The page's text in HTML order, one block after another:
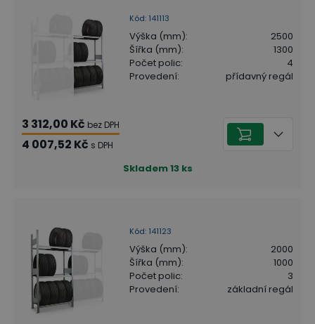
Kód: 141113
Výška (mm):
2500
Šířka (mm):
1300
Počet polic:
4
Provedení: přídavný regál
3 312,00 Kč bez DPH
4 007,52 Kč s DPH
Skladem13 ks
Kód: 141123
Výška (mm):
2000
Šířka (mm):
1000
Počet polic:
3
Provedení: základní regál